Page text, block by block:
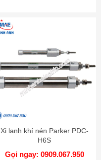
Xi lanh khí nén Parker PDC-
H6S
Gọi ngay: 0909.067.950